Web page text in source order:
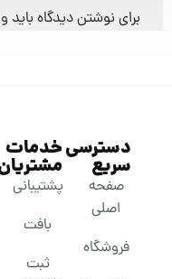
برای نوشتن دیدگاه باید
دسترسی
سریع
صفحه
اصلی
فروشگاه
خدمات
پشتیبانی
بافت
ثبت